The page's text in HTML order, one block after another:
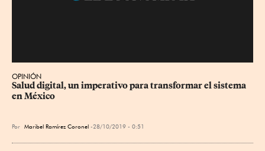
OPINIÓN
Salud digital, un imperativo para transformar el sistema
en México
Por Maribel Ramírez Coronel 28/10/2019 - 0:51